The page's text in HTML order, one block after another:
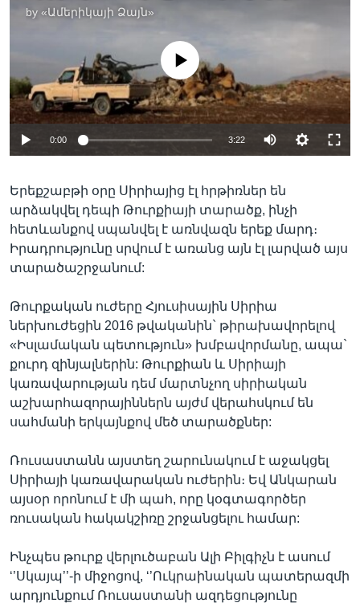
by «Ամերիկայի Ձայն»
No media source currently available
0:00 3:22
Երեքշաբթի օրը Սիրիայից էլ հրթիռներ են
արձակվել դեպի Թուրքիայի տարածք, ինչի
հետևանքով սպանվել է առնվազն երեք մարդ։
Իրադրությունը սրվում է առանց այն էլ լարված այս
տարածաշրջանում:
Թուրքական ուժերը Հյուսիսային Սիրիա
ներխուժեցին 2016 թվականին` թիրախավորելով
«Իսլամական պետություն» խմբավորմանը, ապա`
քուրդ զինյալներին: Թուրքիան և Սիրիայի
կառավարության դեմ մարտնչող սիրիական
աշխարհազորայիններն այժմ վերահսկում են
սահմանի երկայնքով մեծ տարածքներ:
Ռուսաստանն այստեղ շարունակում է աջակցել
Սիրիայի կառավարական ուժերին։ Եվ Անկարան
այսօր որոնում է մի պահ, որը կօգտագործեր
ռուսական հակակշիռը շրջանցելու համար:
Ինչպես թուրք վերլուծաբան Ալի Բիլգիչն է ասում
‘’Սկայպ’’-ի միջոցով, ‘’Ուկրաինական պատերազմի
արդյունքում Ռուսաստանի ազդեցությունը